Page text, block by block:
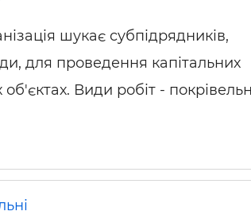
шукає субпідрядників,
для проведення капітальних
об'єктах. Види робіт -